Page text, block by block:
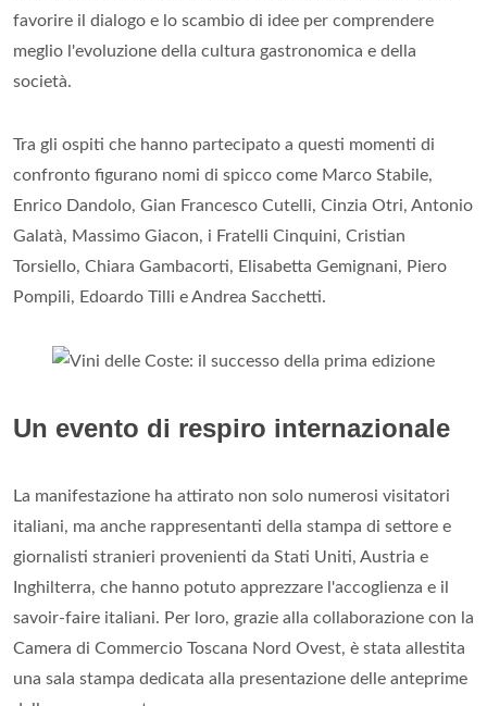
favorire il dialogo e lo scambio di idee per comprendere
meglio l'evoluzione della cultura gastronomica e della
società.
Tra gli ospiti che hanno partecipato a questi momenti di
confronto figurano nomi di spicco come Marco Stabile,
Enrico Dandolo, Gian Francesco Cutelli, Cinzia Otri, Antonio
Galatà, Massimo Giacon, i Fratelli Cinquini, Cristian
Torsiello, Chiara Gambacorti, Elisabetta Gemignani, Piero
Pompili, Edoardo Tilli e Andrea Sacchetti.
Un evento di respiro internazionale
La manifestazione ha attirato non solo numerosi visitatori
italiani, ma anche rappresentanti della stampa di settore e
giornalisti stranieri provenienti da Stati Uniti, Austria e
Inghilterra, che hanno potuto apprezzare l'accoglienza e il
savoir-faire italiani. Per loro, grazie alla collaborazione con la
Camera di Commercio Toscana Nord Ovest, è stata allestita
una sala stampa dedicata alla presentazione delle anteprime